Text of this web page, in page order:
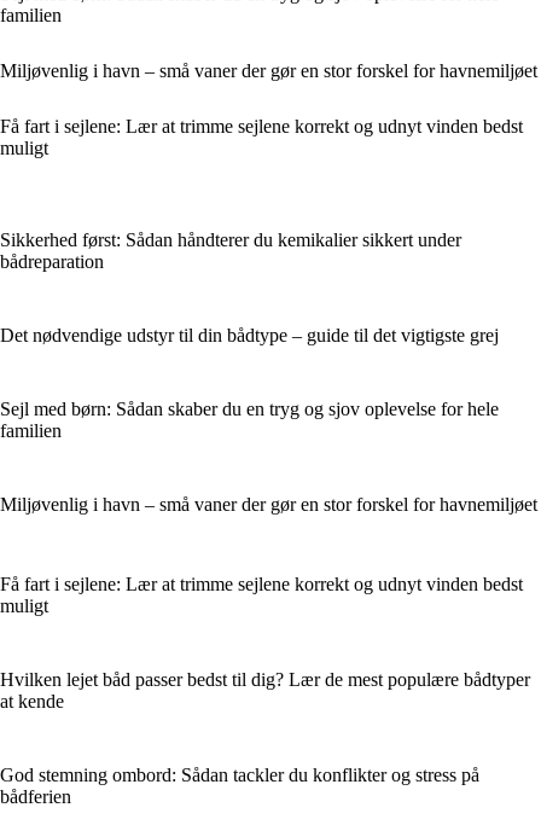
familien
Miljøvenlig i havn – små vaner der gør en stor forskel for havnemiljøet
Få fart i sejlene: Lær at trimme sejlene korrekt og udnyt vinden bedst
muligt
Sikkerhed først: Sådan håndterer du kemikalier sikkert under
bådreparation
Det nødvendige udstyr til din bådtype – guide til det vigtigste grej
Sejl med børn: Sådan skaber du en tryg og sjov oplevelse for hele
familien
Miljøvenlig i havn – små vaner der gør en stor forskel for havnemiljøet
Få fart i sejlene: Lær at trimme sejlene korrekt og udnyt vinden bedst
muligt
Hvilken lejet båd passer bedst til dig? Lær de mest populære bådtyper
at kende
God stemning ombord: Sådan tackler du konflikter og stress på
bådferien